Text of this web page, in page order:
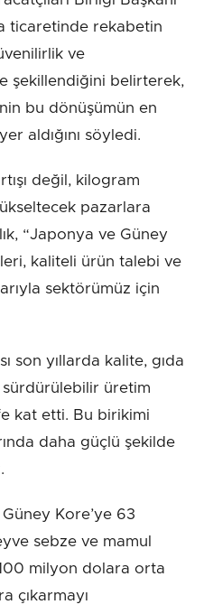
ticaretinde rekabetin
ve
şekillendiğini belirterek,
bu dönüşümün en
aldığını söyledi.
değil, kilogram
pazarlara
“Japonya ve Güney
kaliteli ürün talebi ve
sektörümüz için
son yıllarda kalite, gıda
üretim
kat etti. Bu birikimi
daha güçlü şekilde
Kore’ye 63
sebze ve mamul
100 milyon dolara orta
çıkarmayı